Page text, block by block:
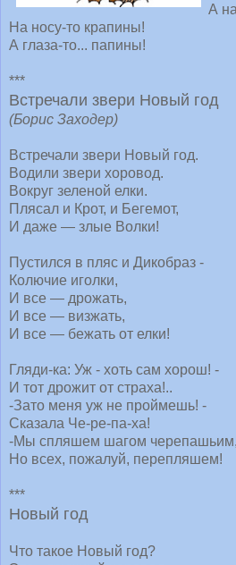
А
На носу-то крапины!
А глаза-то... папины!
***
Встречали звери Новый год
(Борис Заходер)
Встречали звери Новый год.
Водили звери хоровод.
Вокруг зеленой елки.
Плясал и Крот, и Бегемот,
И даже — злые Волки!
Пустился в пляс и Дикобраз -
Колючие иголки,
И все — дрожать,
И все — визжать,
И все — бежать от елки!
Гляди-ка: Уж - хоть сам хорош! -
И тот дрожит от страха!..
-Зато меня уж не проймешь! -
Сказала Че-ре-па-ха!
-Мы спляшем шагом черепашьим,
Но всех, пожалуй, перепляшем!
***
Новый год
Что такое Hовый год?